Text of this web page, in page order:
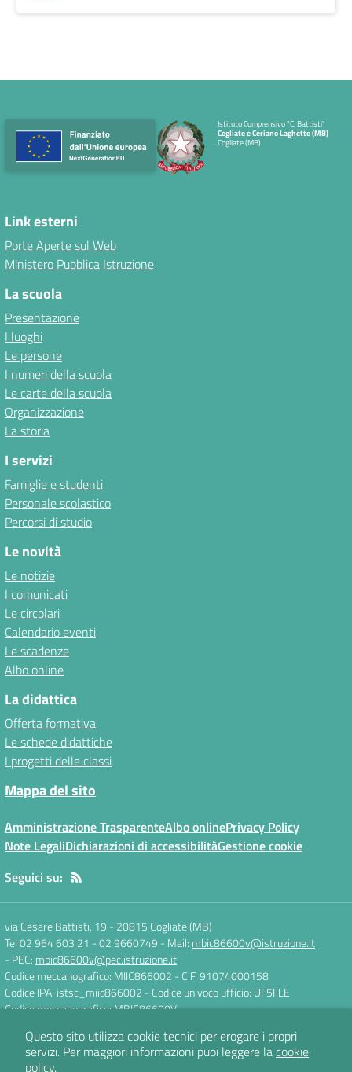
Istituto Comprensivo "C. Battisti"
Cogliate e Ceriano Laghetto (MB)
Cogliate (MB)
Link esterni
Porte Aperte sul Web
Ministero Pubblica Istruzione
La scuola
Presentazione
I luoghi
Le persone
I numeri della scuola
Le carte della scuola
Organizzazione
La storia
I servizi
Famiglie e studenti
Personale scolastico
Percorsi di studio
Le novità
Le notizie
I comunicati
Le circolari
Calendario eventi
Le scadenze
Albo online
La didattica
Offerta formativa
Le schede didattiche
I progetti delle classi
Mappa del sito
Amministrazione TrasparenteAlbo onlinePrivacy Policy
Note LegaliDichiarazioni di accessibilitàGestione cookie
Seguici su:
via Cesare Battisti, 19 - 20815 Cogliate (MB)
Tel 02 964 603 21 - 02 9660749 - Mail: mbic86600v@istruzione.it
- PEC: mbic86600v@pec.istruzione.it
Codice meccanografico: MIIC866002 - C.F. 91074000158
Codice IPA: istsc_miic866002 - Codice univoco ufficio: UF5FLE
Codice meccanografico: MBIC86600V
Concept & Design by
Designers Italia
Questo sito utilizza cookie tecnici per erogare i propri
servizi. Per maggiori informazioni puoi leggere la cookie
policy.